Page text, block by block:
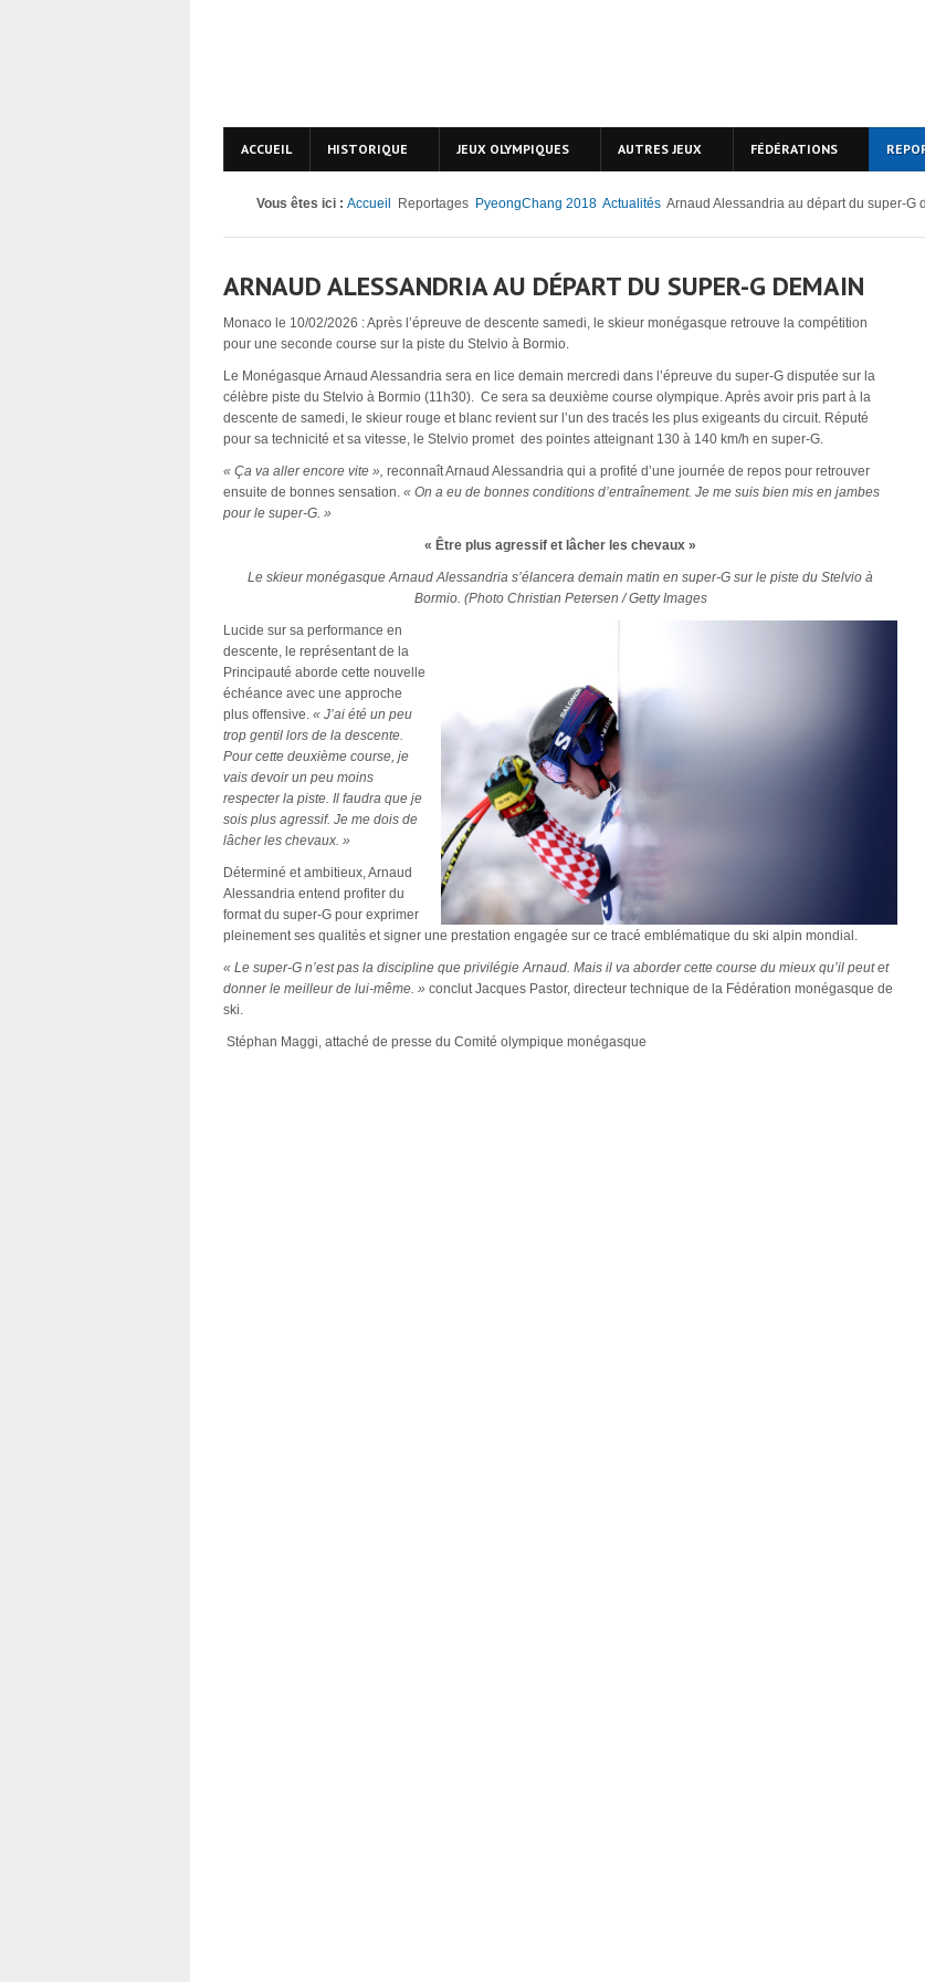
ACCUEIL HISTORIQUE JEUX OLYMPIQUES AUTRES JEUX FÉDÉRATIONS
Vous êtes ici : Accueil Reportages PyeongChang 2018 Actualités Arnaud Alessandria au départ du super-G
ARNAUD ALESSANDRIA AU DÉPART DU SUPER-G DEMAIN
Monaco le 10/02/2026 : Après l’épreuve de descente samedi, le skieur monégasque retrouve la compétition
pour une seconde course sur la piste du Stelvio à Bormio.
Le Monégasque Arnaud Alessandria sera en lice demain mercredi dans l’épreuve du super-G disputée sur la
célèbre piste du Stelvio à Bormio (11h30). Ce sera sa deuxième course olympique. Après avoir pris part à la
descente de samedi, le skieur rouge et blanc revient sur l’un des tracés les plus exigeants du circuit. Réputé
pour sa technicité et sa vitesse, le Stelvio promet des pointes atteignant 130 à 140 km/h en super-G.
« Ça va aller encore vite », reconnaît Arnaud Alessandria qui a profité d’une journée de repos pour retrouver
ensuite de bonnes sensation. « On a eu de bonnes conditions d’entraînement. Je me suis bien mis en jambes
pour le super-G. »
« Être plus agressif et lâcher les chevaux »
Le skieur monégasque Arnaud Alessandria s’élancera demain matin en super-G sur le piste du Stelvio à
Bormio. (Photo Christian Petersen / Getty Images
Lucide sur sa performance en
descente, le représentant de la
Principauté aborde cette nouvelle
échéance avec une approche
plus offensive. « J’ai été un peu
trop gentil lors de la descente.
Pour cette deuxième course, je
vais devoir un peu moins
respecter la piste. Il faudra que je
sois plus agressif. Je me dois de
lâcher les chevaux. »
Déterminé et ambitieux, Arnaud
Alessandria entend profiter du
format du super-G pour exprimer
pleinement ses qualités et signer une prestation engagée sur ce tracé emblématique du ski alpin mondial.
« Le super-G n’est pas la discipline que privilégie Arnaud. Mais il va aborder cette course du mieux qu’il peut et
donner le meilleur de lui-même. » conclut Jacques Pastor, directeur technique de la Fédération monégasque de
ski.
Stéphan Maggi, attaché de presse du Comité olympique monégasque